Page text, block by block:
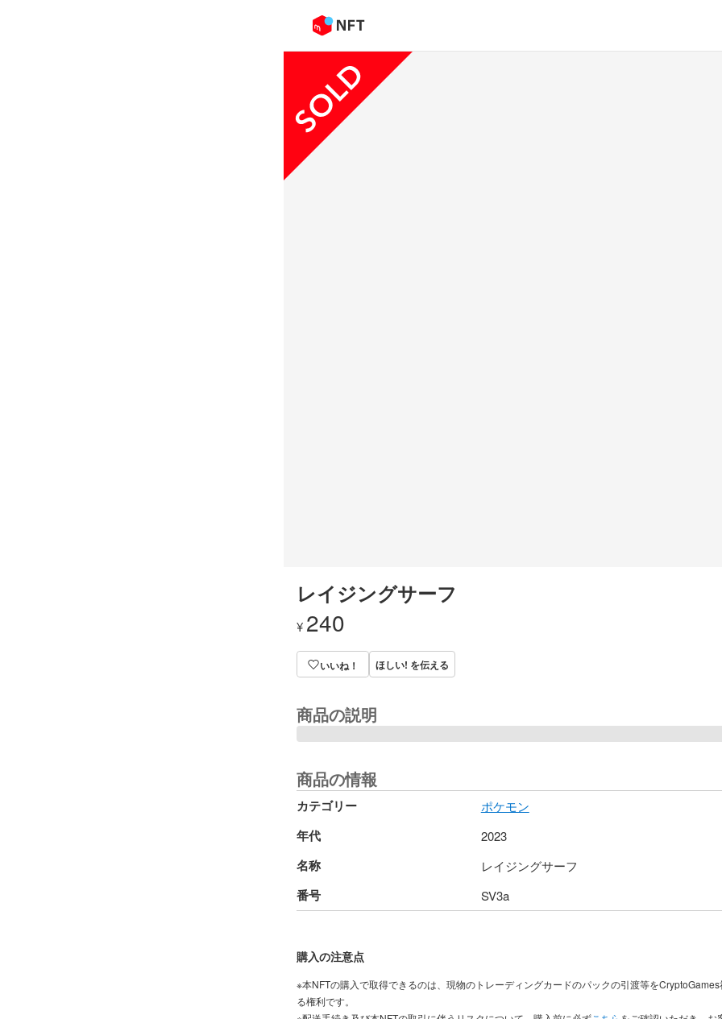
レイジングサーフ
¥ 240
いいね！ ほしい! を伝える
商品の説明
商品の情報
カテゴリー ポケモン
年代 2023
名称 レイジングサーフ
番号 SV3a
購入の注意点
※本NFTの購入で取得できるのは、現物のトレーディングカードのパックの引渡等をCryptoGames
る権利です。